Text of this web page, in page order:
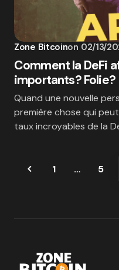
Zone Bitcoinon 02/13/
Comment la DeFi
importants? Folie?
Quand une nouvelle
première chose qui
taux incroyables de la
1 … 5